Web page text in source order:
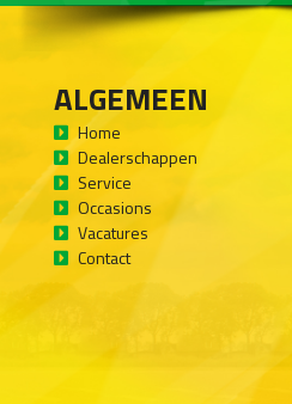
ALGEMEEN
Home
Dealerschappen
Service
Occasions
Vacatures
Contact